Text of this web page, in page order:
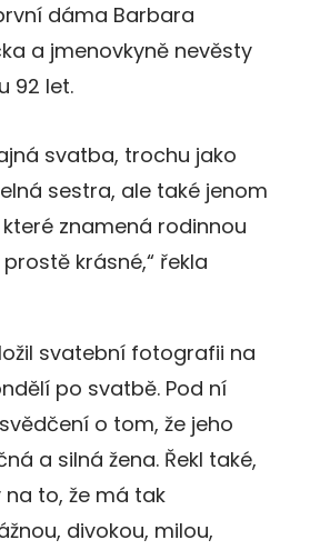
dáma Barbara
a jmenovkyně nevěsty
92 let.
svatba, trochu jako
sestra, ale také jenom
znamená rodinnou
krásné,“ řekla
svatební fotografii na
po svatbě. Pod ní
o tom, že jeho
a silná žena. Řekl také,
na to, že má tak
divokou, milou,